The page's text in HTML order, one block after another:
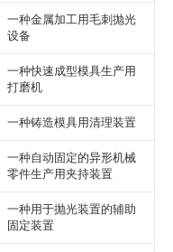
一种金属加工用毛刺抛光
设备
一种快速成型模具生产用
打磨机
一种铸造模具用清理装置
一种自动固定的异形机械
零件生产用夹持装置
一种用于抛光装置的辅助
固定装置